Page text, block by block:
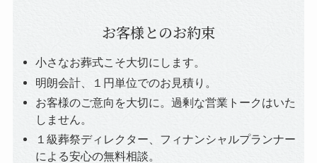
お客様とのお約束
小さなお葬式こそ大切にします。
明朗会計、１円単位でのお見積り。
お客様のご意向を大切に。過剰な営業トークはいた
しません。
１級葬祭ディレクター、フィナンシャルプランナー
による安心の無料相談。